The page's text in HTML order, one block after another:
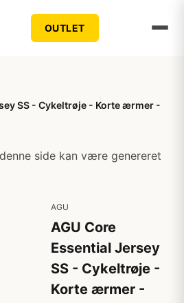
OUTLET
SS - Cykeltrøje - Korte ærmer -
side kan være genereret
AGU
AGU Core
Essential Jersey
SS - Cykeltrøje -
Korte ærmer -